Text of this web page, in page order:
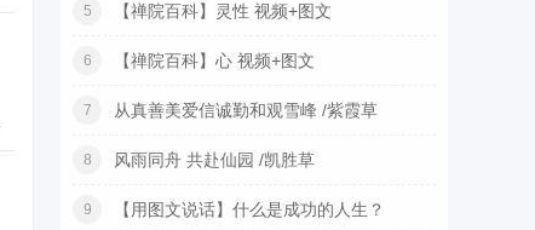
5 【禅院百科】灵性 视频+图文
6 【禅院百科】心 视频+图文
7 从真善美爱信诚勤和观雪峰 /紫霞草
8 风雨同舟 共赴仙园 /凯胜草
9 【用图文说话】什么是成功的人生？